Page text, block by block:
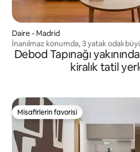
Daire - Madrid
İnanılmaz konumda, 3 yatak odalı
Debod Tapınağı
kiralık tatil
Misafirlerin favorisi
Misafirlerin favorisi